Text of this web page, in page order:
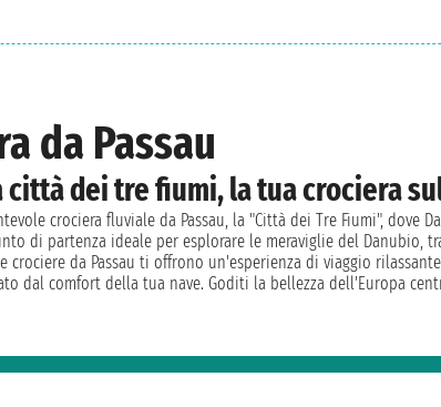
da Passau
città dei tre fiumi, la tua crociera
crociera fluviale da Passau, la "Città dei Tre Fiumi", dove
di partenza ideale per esplorare le meraviglie del Danubio,
crociere da Passau ti offrono un'esperienza di viaggio
dal comfort della tua nave. Goditi la bellezza dell'Europa